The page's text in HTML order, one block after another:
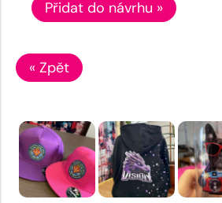
Přidat do návrhu »
« Zpět